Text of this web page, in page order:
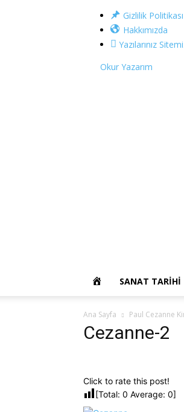
Gizlilik Politikası
Hakkımızda
Yazılarınız
Okur Yazarım
OKUR
YAZARIM
SANAT TARIHI
Ana Sayfa Paul Cezanne
Cezanne-2
Click to rate this post!
[Total: 0 Average: 0]